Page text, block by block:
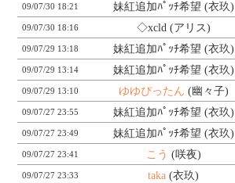
09/07/30 18:21 妹紅追加ﾊﾟｯﾁ希望 (衣玖)
09/07/30 18:16 ◇xcld(アリス)
09/07/29 13:18 妹紅追加ﾊﾟｯﾁ希望 (衣玖)
09/07/29 13:14 妹紅追加ﾊﾟｯﾁ希望 (衣玖)
09/07/29 13:10 ゆゆぴったん (幽々子)
09/07/27 23:55 妹紅追加ﾊﾟｯﾁ希望 (衣玖)
09/07/27 23:49 妹紅追加ﾊﾟｯﾁ希望 (衣玖)
09/07/27 23:41 こう (咲夜)
09/07/27 23:33 taka (衣玖)